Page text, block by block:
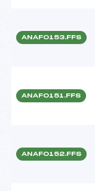
ANAF0153.FFS
ANAF0151.FFS
ANAF0152.FFS